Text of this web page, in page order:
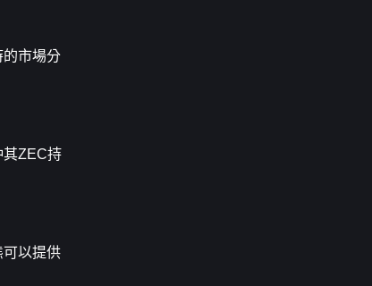
市場分
其ZEC持
以提供